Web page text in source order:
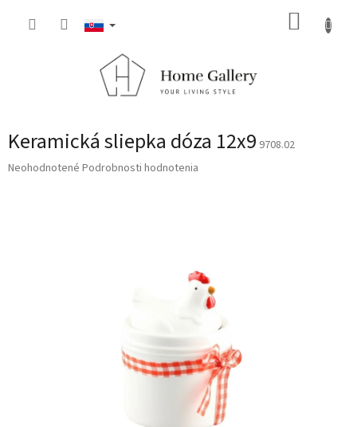
Keramická sliepka dóza 12x9 9708.02
Priemerné
Neohodnotené Podrobnosti hodnotenia